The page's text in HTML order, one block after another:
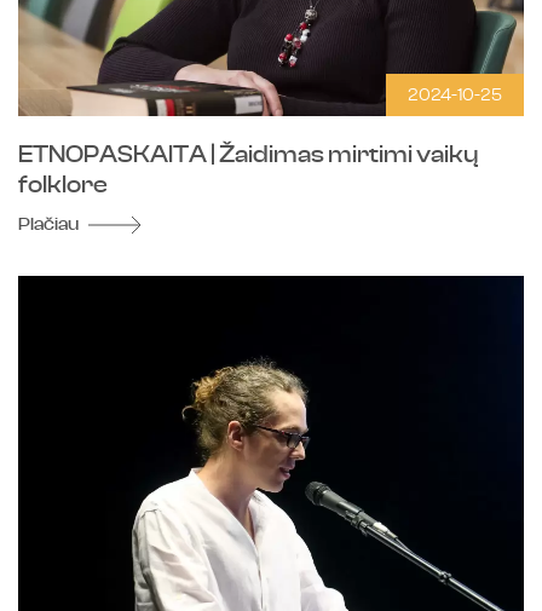
2024-10-25
ETNOPASKAITA | Žaidimas mirtimi vaikų
folklore
Plačiau